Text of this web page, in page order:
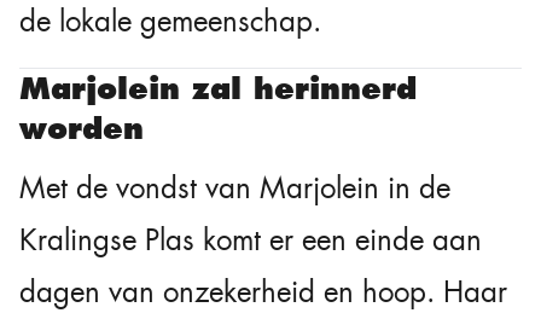
de lokale gemeenschap.
Marjolein zal herinnerd
worden
Met de vondst van Marjolein in de
Kralingse Plas komt er een einde aan
dagen van onzekerheid en hoop. Haar